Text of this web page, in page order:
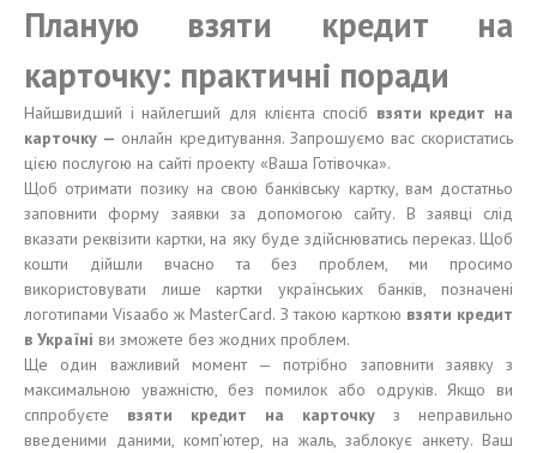
Планую взяти кредит на
карточку: практичні поради
Найшвидший і найлегший для клієнта спосіб взяти кредит на
карточку — онлайн кредитування. Запрошуємо вас скористатись
цією послугою на сайті проекту «Ваша Готівочка».
Щоб отримати позику на свою банківську картку, вам достатньо
заповнити форму заявки за допомогою сайту. В заявці слід
вказати реквізити картки, на яку буде здійснюватись переказ. Щоб
кошти дійшли вчасно та без проблем, ми просимо
використовувати лише картки українських банків, позначені
логотипами Visaабо ж MasterCard. З такою карткою взяти кредит
в Україні ви зможете без жодних проблем.
Ще один важливий момент — потрібно заповнити заявку з
максимальною уважністю, без помилок або одруків. Якщо ви
сппробуєте взяти кредит на карточку з неправильно
введеними даними, комп’ютер, на жаль, заблокує анкету. Ваш